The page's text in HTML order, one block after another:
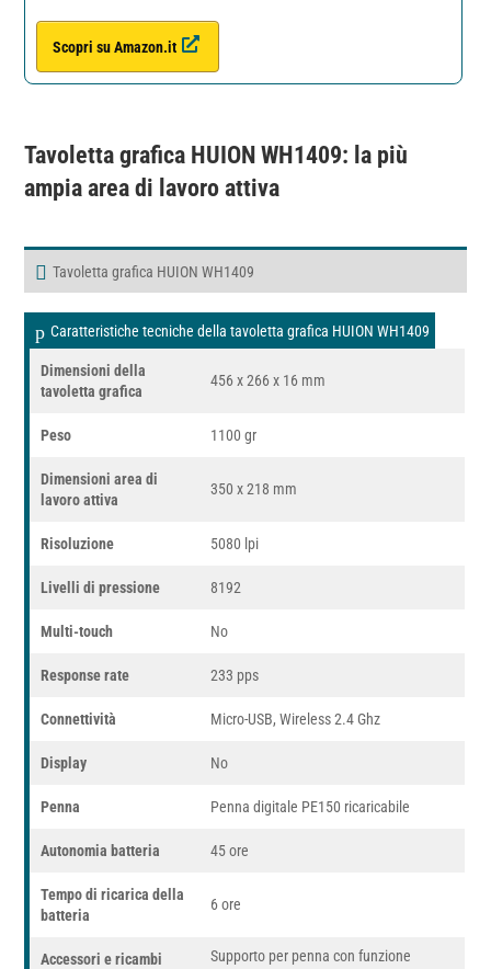
Scopri su Amazon.it
Tavoletta grafica HUION WH1409: la più
ampia area di lavoro attiva
Tavoletta grafica HUION WH1409
Dimensioni della
tavoletta grafica
456 x 266 x 16 mm
Peso 1100 gr
Dimensioni area di
lavoro attiva
350 x 218 mm
Risoluzione 5080 lpi
Livelli di pressione 8192
Multi-touch No
Response rate 233 pps
Connettività Micro-USB, Wireless 2.4 Ghz
Display No
Penna Penna digitale PE150 ricaricabile
Autonomia batteria 45 ore
Tempo di ricarica della
batteria
6 ore
Accessori e ricambi
Supporto per penna con funzione
Caratteristiche tecniche della tavoletta grafica HUION WH1409